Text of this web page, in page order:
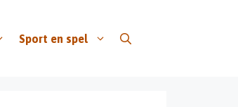
Sport en spel